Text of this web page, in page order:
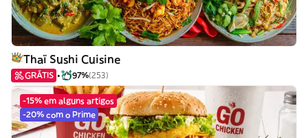
Thaï Sushi Cuisine
GRÁTIS 97%(253)
-15% em alguns artigos
-20% com o Prime